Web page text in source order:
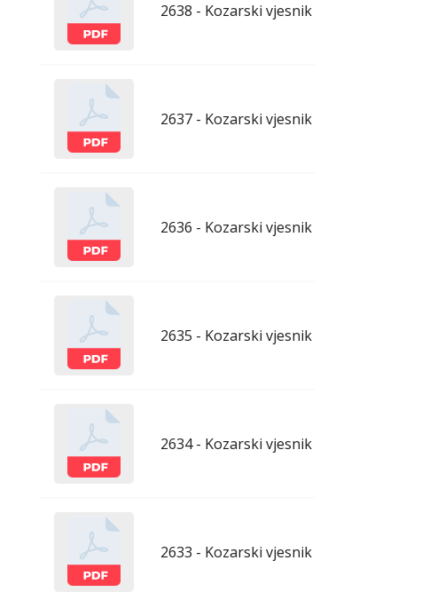
2638 - Kozarski vjesnik - 24.4.2026.
2637 - Kozarski vjesnik - 17.4.2026.
2636 - Kozarski vjesnik - 10.4.2026.
2635 - Kozarski vjesnik - 3.4.2026.
2634 - Kozarski vjesnik - 27.3.2026.
2633 - Kozarski vjesnik - 20.3.2026.